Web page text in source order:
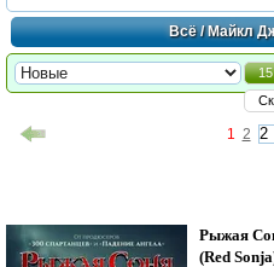
Всё/ Майкл
15
1 2
Рыжая
(Red Sonja